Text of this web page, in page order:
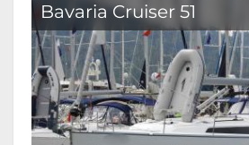
Bavaria Cruiser 51